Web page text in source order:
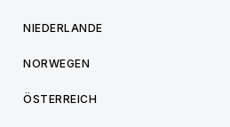
NIEDERLANDE
NORWEGEN
ÖSTERREICH